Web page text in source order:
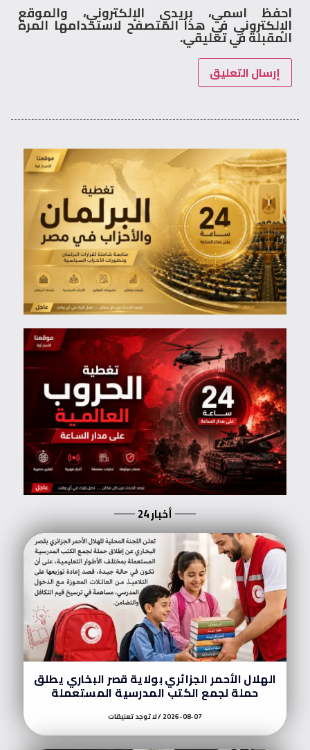
احفظ اسمي، بريدي الإلكتروني، والموقع
الإلكتروني في هذا المتصفح لاستخدامها المرة
المقبلة في تعليقي.
أخبار 24
الهلال الأحمر الجزائري بولاية قصر البخاري يطلق
حملة لجمع الكتب المدرسية المستعملة
2026-08-07 لا توجد تعليقات